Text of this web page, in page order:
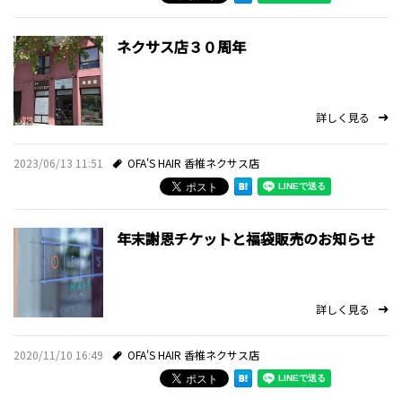
ネクサス店３０周年
詳しく見る
2023/06/13 11:51 OFA'S HAIR 香椎ネクサス店
年末謝恩チケットと福袋販売のお知らせ
詳しく見る
2020/11/10 16:49 OFA'S HAIR 香椎ネクサス店